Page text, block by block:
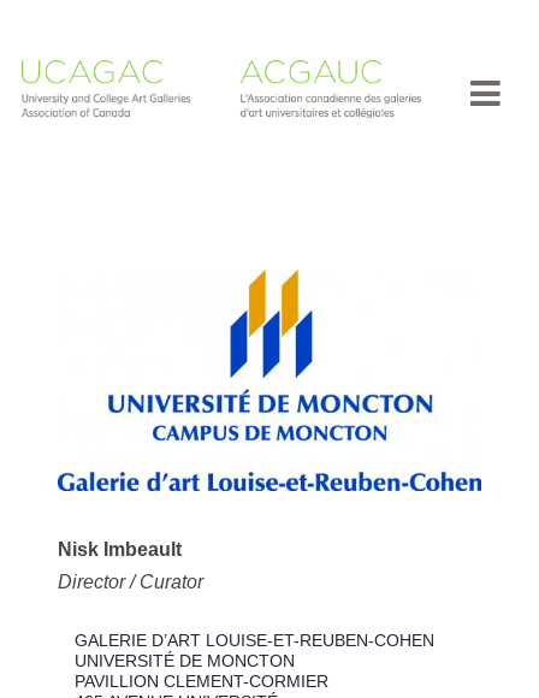
Nisk Imbeault
Director / Curator
GALERIE D’ART LOUISE-ET-REUBEN-COHEN
UNIVERSITÉ DE MONCTON
PAVILLION CLEMENT-CORMIER